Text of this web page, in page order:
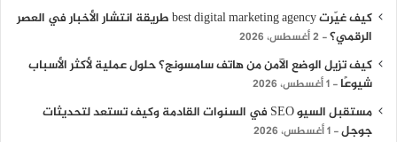
كيف غيّرت best digital marketing agency طريقة انتشار الأخبار في العصر
الرقمي؟ 2 أغسطس، 2026
كيف تزيل الوضع الآمن من هاتف سامسونج؟ حلول عملية لأكثر الأسباب
شيوعًا
1 أغسطس، 2026
مستقبل السيو SEO في السنوات القادمة وكيف تستعد لتحديثات
جوجل 1 أغسطس، 2026